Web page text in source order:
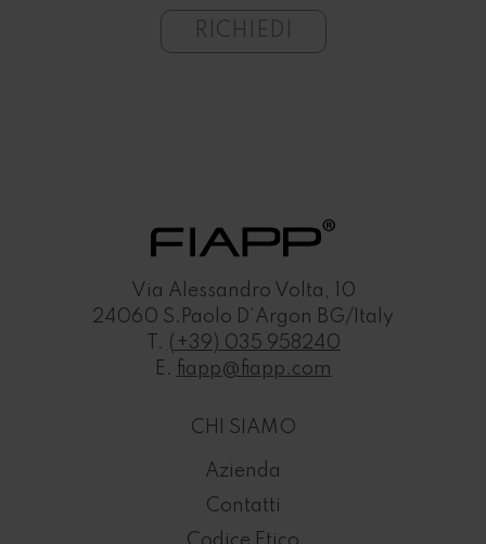
RICHIEDI
Via Alessandro Volta, 10
24060 S.Paolo D’Argon BG/Italy
T. (+39) 035 958240
E. fiapp@fiapp.com
CHI SIAMO
Azienda
Contatti